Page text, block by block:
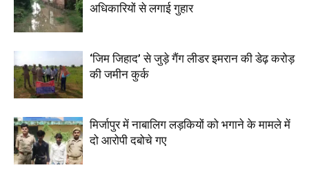
अधिकारियों से लगाई गुहार
‘जिम जिहाद’ से जुड़े गैंग लीडर इमरान की डेढ़ करोड़
की जमीन कुर्क
मिर्जापुर में नाबालिग लड़कियों को भगाने के मामले में
दो आरोपी दबोचे गए